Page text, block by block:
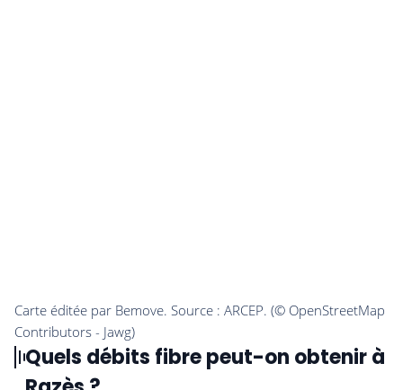
Quels débits fibre peut-on obtenir à